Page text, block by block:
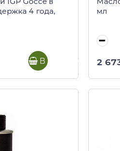
4 года,
В корзину
мл
2